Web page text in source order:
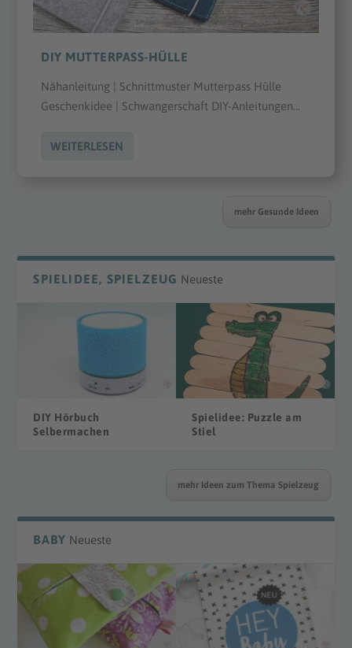
DIY MUTTERPASS-HÜLLE
Nähanleitung | Schnittmuster Mutterpass Hülle
Geschenkidee | Schwangerschaft DIY-Anleitungen...
WEITERLESEN
mehr Gesunde Ideen
SPIELIDEE, SPIELZEUG Neueste
DIY Hörbuch
Selbermachen
Spielidee: Puzzle am
Stiel
mehr Ideen zum Thema Spielzeug
BABY Neueste